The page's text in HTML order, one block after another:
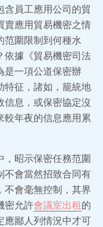
含員工應用公司的貿
賣應用貿易機密之情
范圍限制到何種水
依據《貿易機密司法
是一項公道保密辦
特征，諸如，籠統地
信息，或保密協定沒
較年夜的信息應用累
，昭示保密任務范圍
不會當然招致合同有
不會毫無控制，其界
密允許會議室出租的
應鄙人列情況中才可